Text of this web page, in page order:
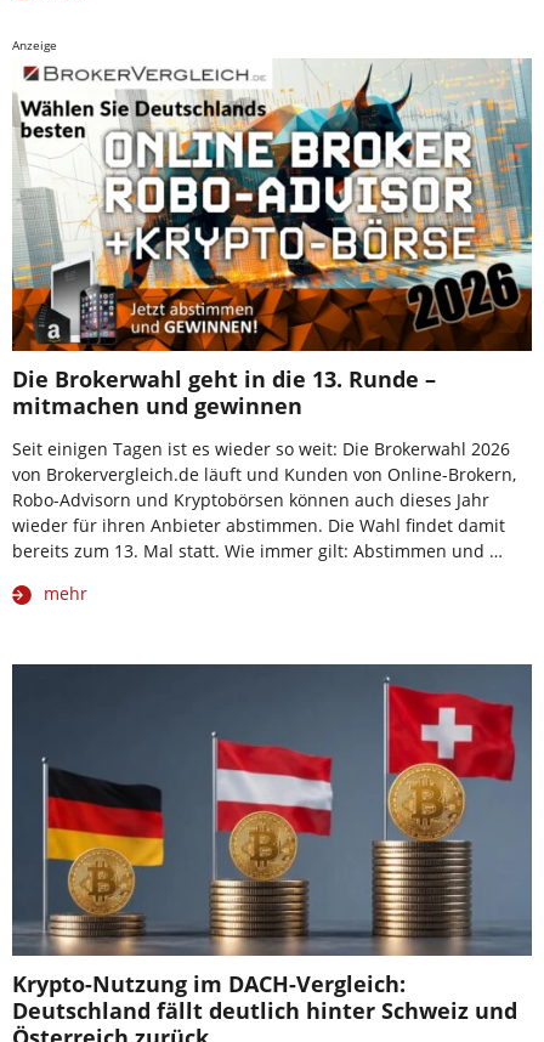
Anzeige
Die Brokerwahl geht in die 13. Runde –
mitmachen und gewinnen
Seit einigen Tagen ist es wieder so weit: Die Brokerwahl 2026
von Brokervergleich.de läuft und Kunden von Online-Brokern,
Robo-Advisorn und Kryptobörsen können auch dieses Jahr
wieder für ihren Anbieter abstimmen. Die Wahl findet damit
bereits zum 13. Mal statt. Wie immer gilt: Abstimmen und …
mehr
Krypto-Nutzung im DACH-Vergleich:
Deutschland fällt deutlich hinter Schweiz und